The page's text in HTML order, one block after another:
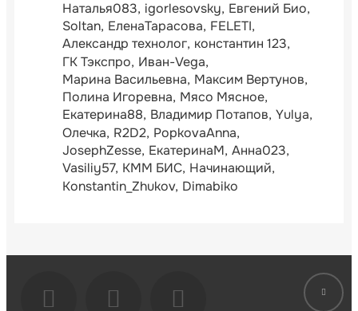
Наталья083 igorlesovsky Евгений Био
Soltan ЕленаТарасова FELETI
Александр технолог константин 123
ГК Тэкспро Иван-Vega
Марина Васильевна Максим Вертунов
Полина Игоревна Мясо Мясное
Екатерина88 Владимир Потапов Yulya
Олечка R2D2 PopkovaAnna
JosephZesse ЕкатеринаМ Анна023
Vasiliy57 КММ БИС Начинающий
Konstantin_Zhukov Dimabiko